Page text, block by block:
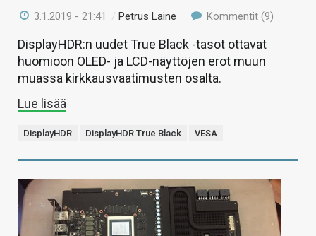
3.1.2019 - 21:41 /Petrus Laine Kommentit (9)
DisplayHDR:n uudet True Black -tasot ottavat
huomioon OLED- ja LCD-näyttöjen erot muun
muassa kirkkausvaatimusten osalta.
Lue lisää
DisplayHDR DisplayHDR True Black VESA